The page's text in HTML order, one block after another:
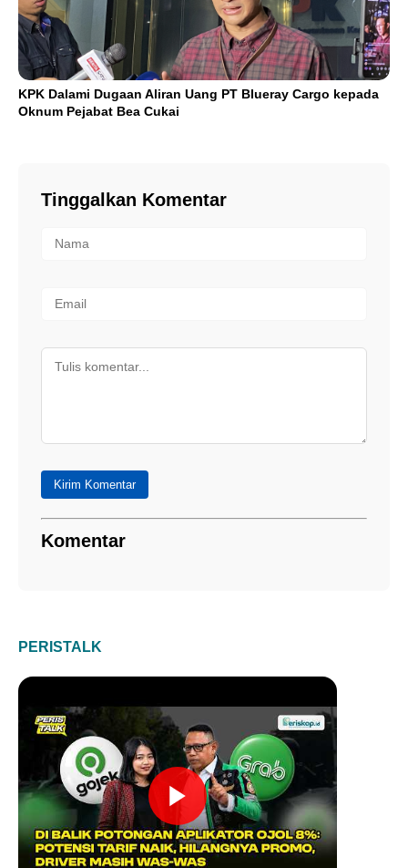
KPK Dalami Dugaan Aliran Uang PT Blueray Cargo kepada
Oknum Pejabat Bea Cukai
Tinggalkan Komentar
Kirim Komentar
Komentar
PERISTALK